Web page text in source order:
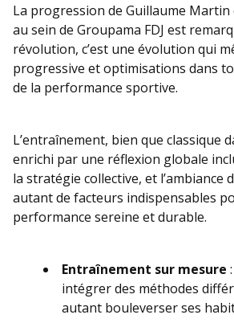
La progression de Guillaume
au sein de Groupama FDJ est
révolution, c’est une évolution qui
progressive et optimisations dans
de la performance sportive.
L’entraînement, bien que classique
enrichi par une réflexion globale
la stratégie collective, et l’ambiance
autant de facteurs indispensables
performance sereine et durable.
Entraînement sur mesure
intégrer des méthodes
autant bouleverser ses